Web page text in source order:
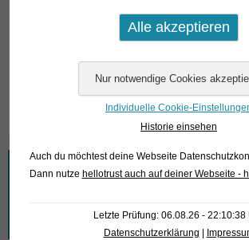
Für unsere Kunden: die Tiere haben Code
unserer Stockliste. Bitte beachten Sie, dass
Wonach suchen Sie?
Individuelle Cookie-
Historie einsehen
Auch du möchtest deine Webseite
Dann nutze hellotrust auch auf deiner Webseite -
Letzte Prüfung: 06.08.26 - 22:10:38
Datenschutzerklärung |